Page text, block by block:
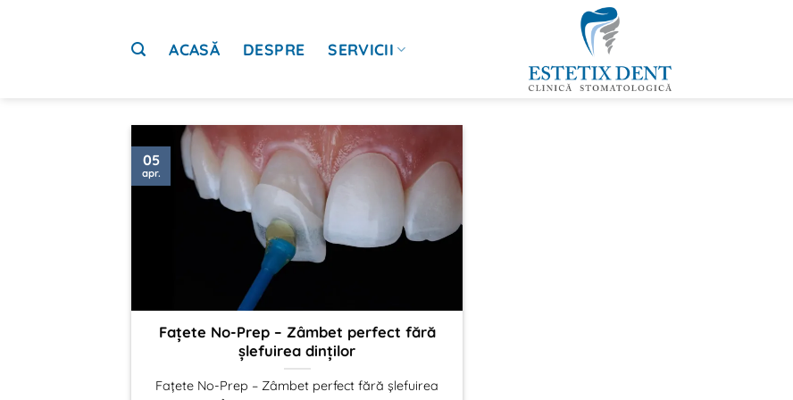
ACASĂ DESPRE SERVICII
Fațete No-Prep – Zâmbet perfect fără
șlefuirea dinților
Fațete No-Prep – Zâmbet perfect fără șlefuirea
05
apr.